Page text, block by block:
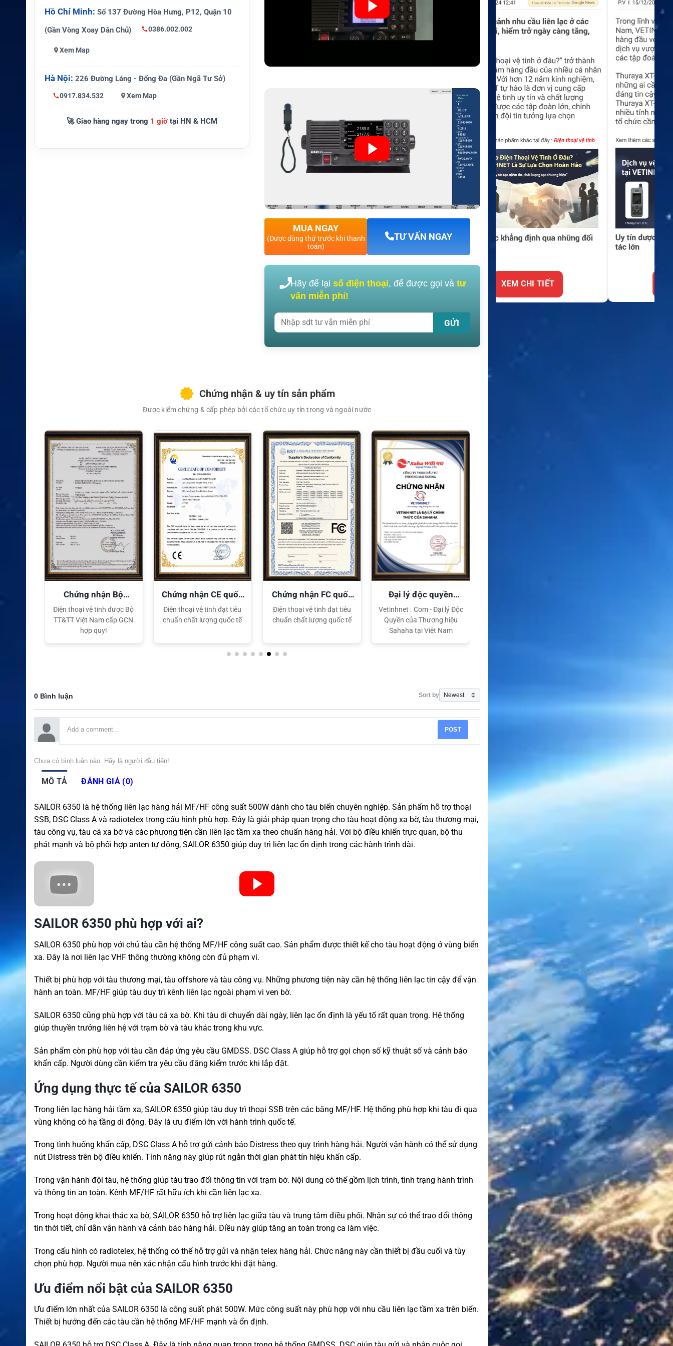
oạt động
reception
Dải thu
150 kHz đến 30 MHz
Băng hàng hải ITU từ 1605 kHz đến 30 MH
z
Nguồn đi
24V DC danh định, hỗ trợ nguồn AC ngoài t
ùy cấu hình
Thành ph
ần chính
SAILOR 6301 Control Unit, SAILOR 6369 Tr
ansceiver, SAILOR 6383 ATU
Hồ Chí Minh: Số 137 Đường Hòa Hưng, P12, Quận 10
(Gần Vòng Xoay Dân Chủ)
0386.002.002
Xem Map
Hà Nội: 226 Đường Láng - Đống Đa (Gần Ngã Tư Sở)
0917.834.532 Xem Map
🚀 Giao hàng ngay trong 1 giờtại HN & HCM
MUA NGAY
(Được dùng thử trước khi thanh
toán)
TƯ VẤN NGAY
Hãy để lạisố điện thoại, để được gọi vàtư
vấn miễn phí!
Chứng nhận & uy tín sản phẩm
Được kiểm chứng & cấp phép bởi các tổ chức uy tín trong và ngoài nước
Chứng nhận Bộ
TT&TT
Điện thoại vệ tinh được Bộ
TT&TT Việt Nam cấp GCN
hợp quy!
Chứng nhận CE quốc
tế
Điện thoại vệ tinh đạt tiêu
chuẩn chất lượng quốc tế
Chứng nhận FC quốc
tế
Điện thoại vệ tinh đạt tiêu
chuẩn chất lượng quốc tế
Đại lý độc quyền
Sahaha
Vetinhnet . Com - Đại lý Độc
Quyền của Thương hiệu
Sahaha tại Việt Nam
0 Bình luận Sort by
POST
Chưa có bình luận nào. Hãy là người đầu tiên!
MÔ TẢ ĐÁNH GIÁ (0)
SAILOR 6350 là hệ thống liên lạc hàng hải MF/HF công suất 500W dành cho tàu biển chuyên nghiệp. Sản phẩm hỗ trợ thoại
SSB, DSC Class A và radiotelex trong cấu hình phù hợp. Đây là giải pháp quan trọng cho tàu hoạt động xa bờ, tàu thương mại,
tàu công vụ, tàu cá xa bờ và các phương tiện cần liên lạc tầm xa theo chuẩn hàng hải. Với bộ điều khiển trực quan, bộ thu
phát mạnh và bộ phối hợp anten tự động, SAILOR 6350 giúp duy trì liên lạc ổn định trong các hành trình dài.
SAILOR 6350 phù hợp với ai?
SAILOR 6350 phù hợp với chủ tàu cần hệ thống MF/HF công suất cao. Sản phẩm được thiết kế cho tàu hoạt động ở vùng biển
xa. Đây là nơi liên lạc VHF thông thường không còn đủ phạm vi.
Thiết bị phù hợp với tàu thương mại, tàu offshore và tàu công vụ. Những phương tiện này cần hệ thống liên lạc tin cậy để vận
hành an toàn. MF/HF giúp tàu duy trì kênh liên lạc ngoài phạm vi ven bờ.
SAILOR 6350 cũng phù hợp với tàu cá xa bờ. Khi tàu di chuyển dài ngày, liên lạc ổn định là yếu tố rất quan trọng. Hệ thống
giúp thuyền trưởng liên hệ với trạm bờ và tàu khác trong khu vực.
Sản phẩm còn phù hợp với tàu cần đáp ứng yêu cầu GMDSS. DSC Class A giúp hỗ trợ gọi chọn số kỹ thuật số và cảnh báo
khẩn cấp. Người dùng cần kiểm tra yêu cầu đăng kiểm trước khi lắp đặt.
Ứng dụng thực tế của SAILOR 6350
Trong liên lạc hàng hải tầm xa, SAILOR 6350 giúp tàu duy trì thoại SSB trên các băng MF/HF. Hệ thống phù hợp khi tàu đi qua
vùng không có hạ tầng di động. Đây là ưu điểm lớn với hành trình quốc tế.
Trong tình huống khẩn cấp, DSC Class A hỗ trợ gửi cảnh báo Distress theo quy trình hàng hải. Người vận hành có thể sử dụng
nút Distress trên bộ điều khiển. Tính năng này giúp rút ngắn thời gian phát tín hiệu khẩn cấp.
Trong vận hành đội tàu, hệ thống giúp tàu trao đổi thông tin với trạm bờ. Nội dung có thể gồm lịch trình, tình trạng hành trình
và thông tin an toàn. Kênh MF/HF rất hữu ích khi cần liên lạc xa.
Trong hoạt động khai thác xa bờ, SAILOR 6350 hỗ trợ liên lạc giữa tàu và trung tâm điều phối. Nhân sự có thể trao đổi thông
tin thời tiết, chỉ dẫn vận hành và cảnh báo hàng hải. Điều này giúp tăng an toàn trong ca làm việc.
Trong cấu hình có radiotelex, hệ thống có thể hỗ trợ gửi và nhận telex hàng hải. Chức năng này cần thiết bị đầu cuối và tùy
chọn phù hợp. Người mua nên xác nhận cấu hình trước khi đặt hàng.
Ưu điểm nổi bật của SAILOR 6350
Ưu điểm lớn nhất của SAILOR 6350 là công suất phát 500W. Mức công suất này phù hợp với nhu cầu liên lạc tầm xa trên biển.
Thiết bị hướng đến các tàu cần hệ thống MF/HF mạnh và ổn định.
XEM CHI TIẾT XEM CHI TIẾT XEM CHI TIẾT